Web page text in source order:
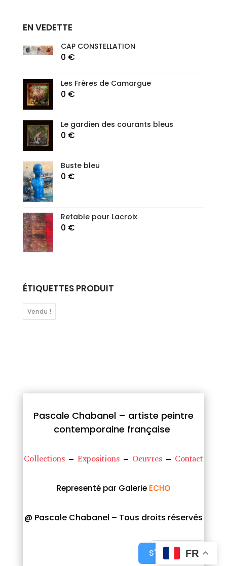
EN VEDETTE
CAP CONSTELLATION
0 €
Les Frères de Camargue
0 €
Le gardien des courants bleus
0 €
Buste bleu
0 €
Retable pour Lacroix
0 €
ÉTIQUETTES PRODUIT
Vendu !
Pascale Chabanel – artiste peintre
contemporaine française
Collections –Expositions – Oeuvres – Contact
Representé par Galerie ECHO
@ Pascale Chabanel – Tous droits réservés
S'abonnerFR